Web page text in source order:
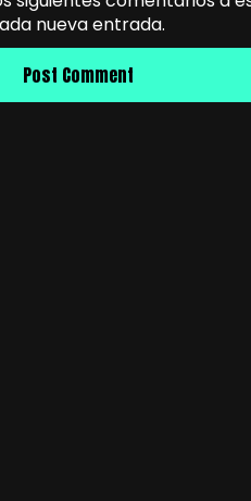
nueva entrada.